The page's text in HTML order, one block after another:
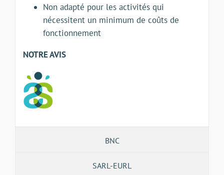
Non adapté pour les activités qui
nécessitent un minimum de coûts de
fonctionnement
NOTRE AVIS
BNC
SARL-EURL